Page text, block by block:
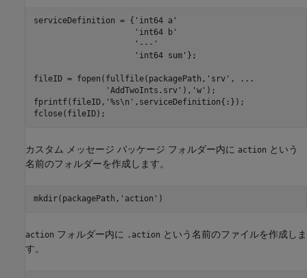
serviceDefinition = { 'int64 a'
'int64 b'
'---'
'int64 sum' };
fileID = fopen(fullfile(packagePath, 'srv' ,
...
'AddTwoInts.srv' ), 'w' );
fprintf(fileID, '%s\n' ,serviceDefinition{:});
fclose(fileID);
カスタム メッセージ パッケージ フォルダー内に action という
名前のフォルダーを作成します。
mkdir(packagePath, 'action' )
action フォルダー内に .action という名前のファイルを作成しま
す。